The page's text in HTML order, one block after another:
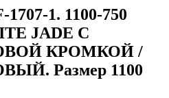
1. 1100-750
JADE С
КРОМКОЙ /
Размер 1100